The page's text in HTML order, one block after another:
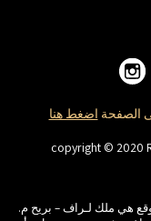
الصفحة اضغط هنا
copyright © 2020
هي ملك لـراف – بريح م.